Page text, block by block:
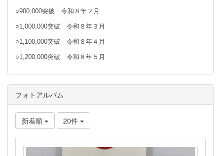
○900,000突破 令和８年２月
○1,000,000突破 令和８年３月
○1,100,000突破 令和８年４月
○1,200,000突破 令和８年５月
フォトアルバム
新着順 20件